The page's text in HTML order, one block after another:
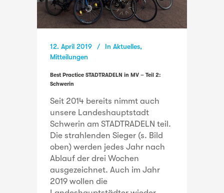
12. April 2019 In Aktuelles,
Mitteilungen
Best Practice STADTRADELN in MV – Teil 2:
Schwerin
Seit 2014 bereits nimmt auch
unsere Landeshauptstadt
Schwerin am STADTRADELN teil.
Die strahlenden Sieger (s. Bild
oben) werden jedes Jahr nach
Ablauf der drei Wochen
ausgezeichnet. Auch im Jahr
2019 wollen die